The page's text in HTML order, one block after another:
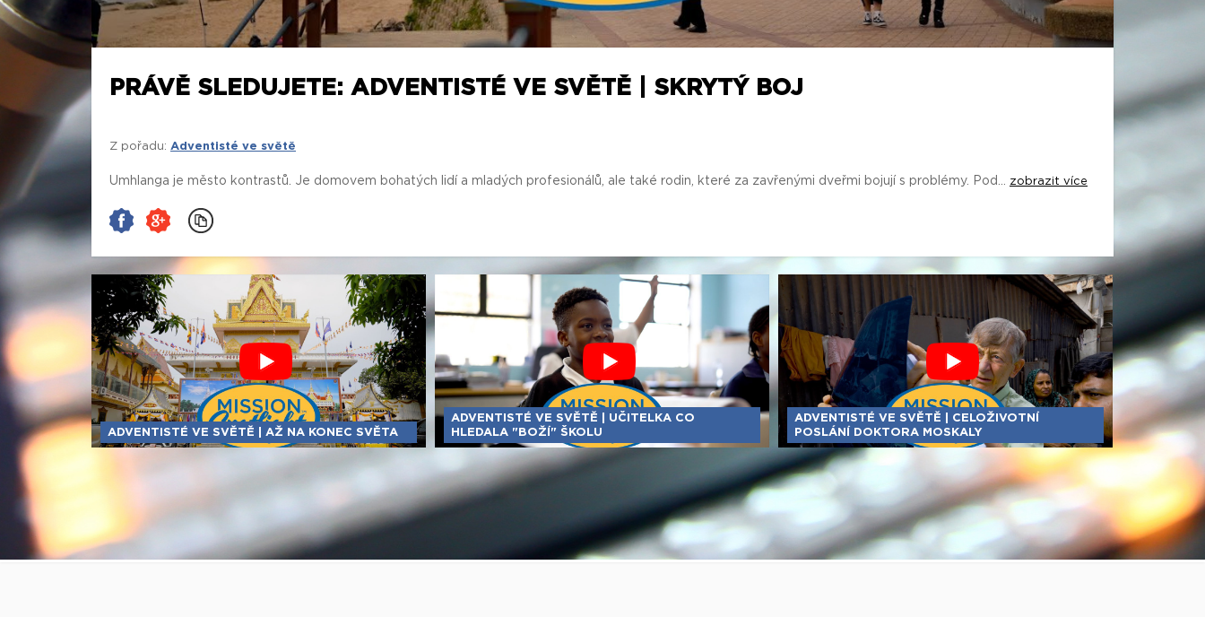
PRÁVĚ SLEDUJETE: ADVENTISTÉ VE SVĚTĚ | SKRYTÝ BOJ
Z pořadu: Adventisté ve světě
Umhlanga je město kontrastů. Je domovem bohatých lidí a mladých profesionálů, ale také rodin, které za zavřenými dveřmi bojují s problémy. Pod... zobrazit více
ADVENTISTÉ VE SVĚTĚ | AŽ NA KONEC SVĚTA
ADVENTISTÉ VE SVĚTĚ | UČITELKA CO
HLEDALA "BOŽÍ" ŠKOLU
ADVENTISTÉ VE SVĚTĚ | CELOŽIVOTNÍ
POSLÁNÍ DOKTORA MOSKALY